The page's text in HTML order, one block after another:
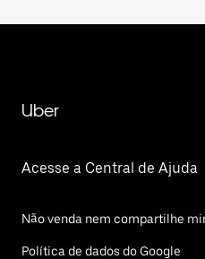
Uber
Acesse a Central de Ajuda
Não venda nem compartilhe
Política de dados do Google